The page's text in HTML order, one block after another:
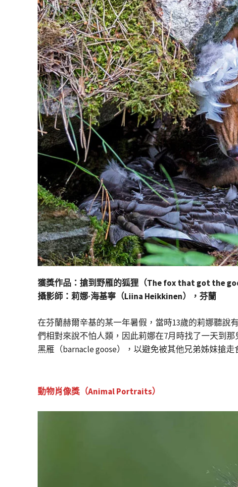
獲獎作品：搶到野雁的狐狸（The fox that got the
攝影師：莉娜·海基寧（Liina Heikkinen），芬蘭
在芬蘭赫爾辛基的某一年暑假，當時13歲的莉娜聽說
們相對來說不怕人類，因此莉娜在7月時找了一天到
黑雁（barnacle goose），以避免被其他兄弟姊妹搶走
動物肖像獎（Animal Portraits）